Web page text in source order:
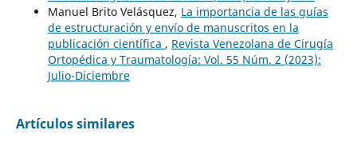
Manuel Brito Velásquez, La importancia de las guías
de estructuración y envío de manuscritos en la
publicación científica , Revista Venezolana de Cirugía
Ortopédica y Traumatología: Vol. 55 Núm. 2 (2023):
Julio-Diciembre
Artículos similares